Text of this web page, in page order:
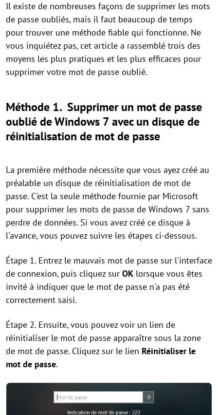
Il existe de nombreuses façons de supprimer les mots
de passe oubliés, mais il faut beaucoup de temps
pour trouver une méthode fiable qui fonctionne. Ne
vous inquiétez pas, cet article a rassemblé trois des
moyens les plus pratiques et les plus efficaces pour
supprimer votre mot de passe oublié.
Méthode 1. Supprimer un mot de passe
oublié de Windows 7 avec un disque de
réinitialisation de mot de passe
La première méthode nécessite que vous ayez créé au
préalable un disque de réinitialisation de mot de
passe. C'est la seule méthode fournie par Microsoft
pour supprimer les mots de passe de Windows 7 sans
perdre de données. Si vous avez créé ce disque à
l'avance, vous pouvez suivre les étapes ci-dessous.
Étape 1. Entrez le mauvais mot de passe sur l'interface
de connexion, puis cliquez sur OK lorsque vous êtes
invité à indiquer que le mot de passe n'a pas été
correctement saisi.
Étape 2. Ensuite, vous pouvez voir un lien de
réinitialiser le mot de passe apparaître sous la zone
de mot de passe. Cliquez sur le lien Réinitialiser le
mot de passe.